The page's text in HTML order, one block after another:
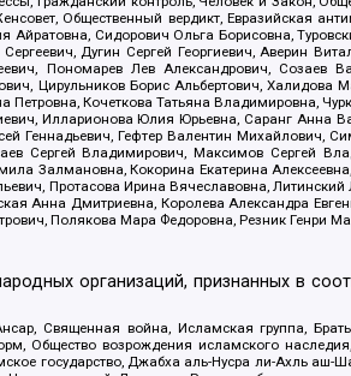
Общественный вердикт, Евразийская
Сидорович Ольга Борисовна,
Дугин Сергей Георгиевич, Аверин
Пономарев Лев Александрович, Созаев
Цирульников Борис Альбертович,
Кочеткова Татьяна Владимировна,
Илларионова Юлия Юрьевна, Саранг Анна
Гефтер Валентин Михайлович,
Сергей Владимирович, Максимов Сергей
Залмановна, Кокорина Екатерина
Протасова Ирина Вячеславовна,
Анна Дмитриевна, Королева Александра
Полякова Мара Федоровна, Резник Генри
организаций, признанных в
Священная война, Исламская группа,
Общество возрождения исламского
государство, Джабха аль-Нусра ли-Ахль